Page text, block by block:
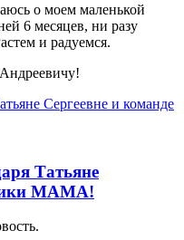
о моем маленькой
6 месяцев, ни разу
и радуемся.
Татьяне
МАМА!